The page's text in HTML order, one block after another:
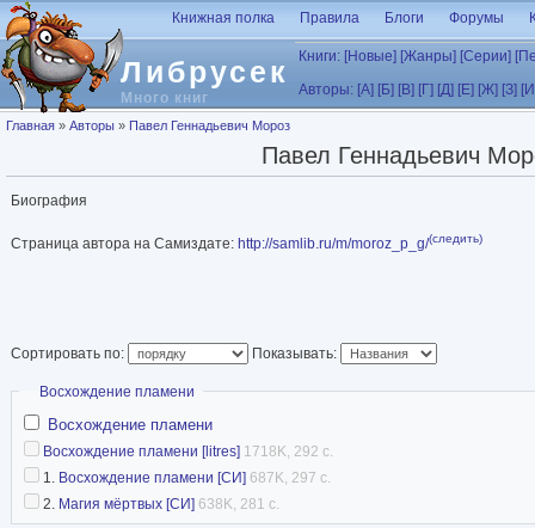
Перейти к основному содержанию
Либрусек
Много книг
Книжная полка Правила Блоги Форумы
Книги: [Новые] [Жанры] [Серии]
Авторы: [А] [Б] [В] [Г] [Д] [Е] [Ж] [З]
Вы здесь
Главная » Авторы » Павел Геннадьевич Мороз
Павел Геннадьевич
Биография
Страница автора на Самиздате: http://samlib.ru/m/moroz_p_g/(следить)
Сортировать по: Показывать:
Скрыть
Восхождение пламени
Восхождение пламени
Восхождение пламени [litres] 1718K, 292 с.
1. Восхождение пламени [СИ] 687K, 297 с.
2. Магия мёртвых [СИ] 638K, 281 с.